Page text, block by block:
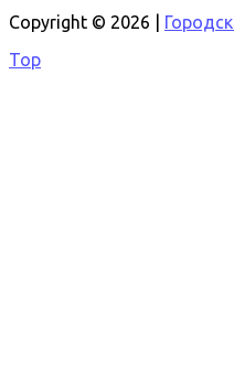
Copyright © 2026 |
Top